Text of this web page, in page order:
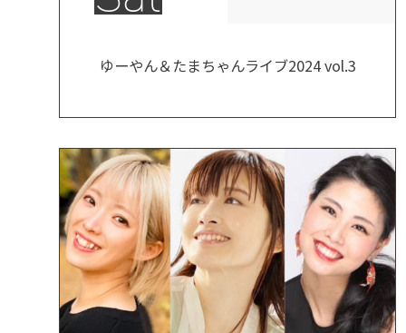
ゆーやん＆たまちゃんライブ2024 vol.3